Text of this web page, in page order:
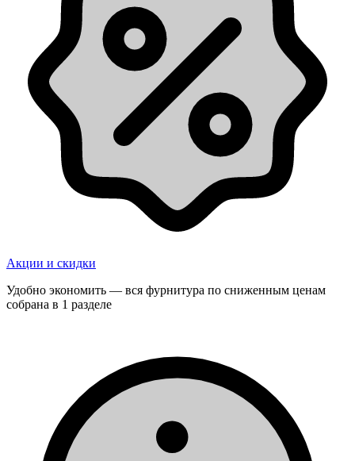
Акции и скидки
Удобно экономить — вся фурнитура по сниженным ценам
собрана в 1 разделе